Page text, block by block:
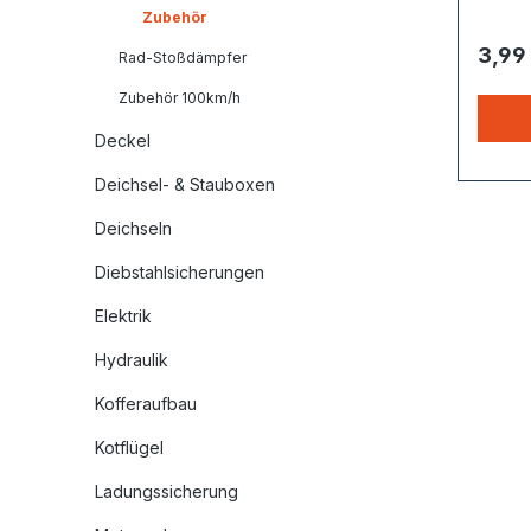
Zubehör
Rad-Stoßdämpfer
Zubehör 100km/h
Deckel
Deichsel- & Stauboxen
Deichseln
Diebstahlsicherungen
Elektrik
Hydraulik
Kofferaufbau
Kotflügel
Ladungssicherung
3,99